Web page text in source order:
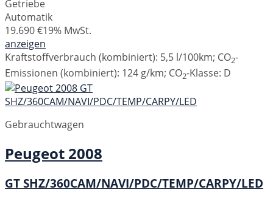
Getriebe
Automatik
19.690 €19% MwSt.
anzeigen
Kraftstoffverbrauch (kombiniert): 5,5 l/100km; CO2-
Emissionen (kombiniert): 124 g/km; CO2-Klasse: D
Gebrauchtwagen
Peugeot 2008
GT SHZ/360CAM/NAVI/PDC/TEMP/CARPY/LED